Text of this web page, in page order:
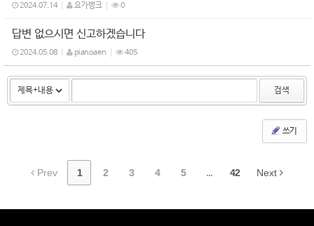
2024.07.14 요가뱅크 0
답변 없으시면 신고하겠습니다
2024.05.08 pianoaen 405
검색
쓰기
Prev 1 2 3 4 5 ... 42 Next